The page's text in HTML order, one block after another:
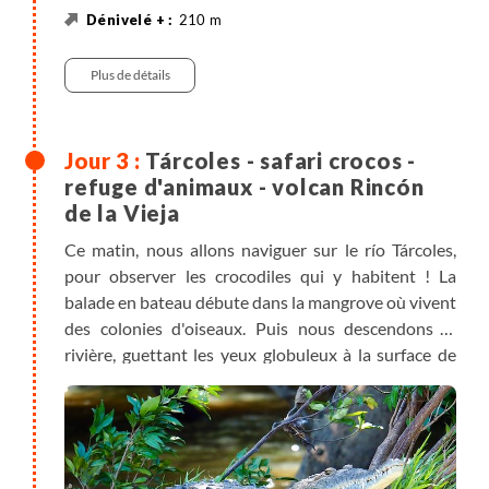
210 m
Véhicule privatisé , 4h30
Randonnée
Plus de détails
Tárcoles - safari crocos -
refuge d'animaux - volcan Rincón
de la Vieja
Ce matin, nous allons naviguer sur le río Tárcoles,
pour observer les crocodiles qui y habitent ! La
balade en bateau débute dans la mangrove où vivent
des colonies d'oiseaux. Puis nous descendons la
rivière, guettant les yeux globuleux à la surface de
l'eau, et terminons à l'embouchure du fleuve avec
l'observation de spatules roses. Déjeuner dans un
petit restaurant local et continuation en bus pour
Rincón de la Vieja. Nous traversons la région du